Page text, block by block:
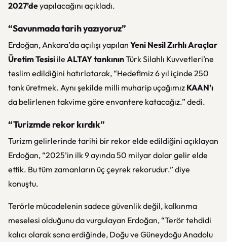
2027’deyapılacağını açıkladı.
“Savunmada tarih yazıyoruz”
Erdoğan, Ankara’da açılışı yapılan Yeni Nesil Zırhlı Araçlar
Üretim Tesisi ile ALTAY tankınınTürk Silahlı Kuvvetleri’ne
teslim edildiğini hatırlatarak, “Hedefimiz 6 yıl içinde 250
tank üretmek. Aynı şekilde milli muharip uçağımız KAAN’ı
da belirlenen takvime göre envantere katacağız.” dedi.
“Turizmde rekor kırdık”
Turizm gelirlerinde tarihi bir rekor elde edildiğini açıklayan
Erdoğan, “2025’in ilk 9 ayında 50 milyar dolar gelir elde
ettik. Bu tüm zamanların üç çeyrek rekorudur.” diye
konuştu.
Terörle mücadelenin sadece güvenlik değil, kalkınma
meselesi olduğunu da vurgulayan Erdoğan, “Terör tehdidi
kalıcı olarak sona erdiğinde, Doğu ve Güneydoğu Anadolu